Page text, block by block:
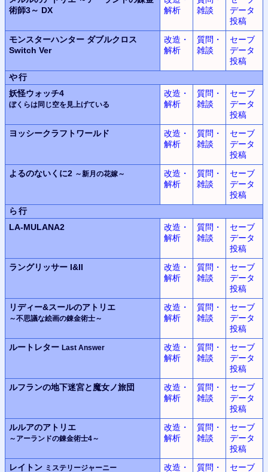
術師3～ DX
解析
雑談
データ
投稿
モンスターハンター ダブルクロス
Switch Ver
改造・
解析
質問・
雑談
セーブ
データ
投稿
や行
妖怪ウォッチ4
ぼくらは同じ空を見上げている
改造・
解析
質問・
雑談
セーブ
データ
投稿
ヨッシークラフトワールド
改造・
解析
質問・
雑談
セーブ
データ
投稿
よるのないくに2 ～新月の花嫁～
改造・
解析
質問・
雑談
セーブ
データ
投稿
ら行
LA-MULANA2
改造・
解析
質問・
雑談
セーブ
データ
投稿
ラングリッサー I&II
改造・
解析
質問・
雑談
セーブ
データ
投稿
リディー&スールのアトリエ
～不思議な絵画の錬金術士～
改造・
解析
質問・
雑談
セーブ
データ
投稿
ルートレター Last Answer
改造・
解析
質問・
雑談
セーブ
データ
投稿
ルフランの地下迷宮と魔女ノ旅団
改造・
解析
質問・
雑談
セーブ
データ
投稿
ルルアのアトリエ
～アーランドの錬金術士4～
改造・
解析
質問・
雑談
セーブ
データ
投稿
レイトン ミステリージャーニー
改造・
質問・
セーブ